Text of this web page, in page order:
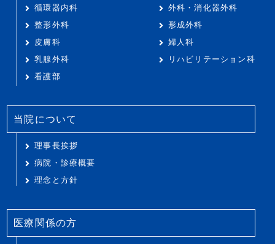
循環器内科
外科・消化器外科
整形外科
形成外科
皮膚科
婦人科
乳腺外科
リハビリテーション科
看護部
当院について
理事長挨拶
病院・診療概要
理念と方針
医療関係の方